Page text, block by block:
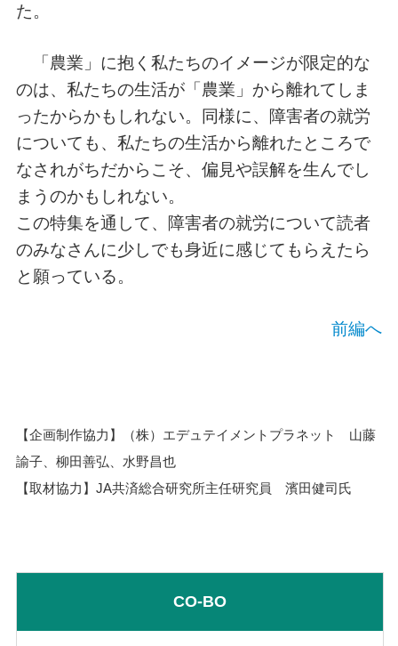
た。
「農業」に抱く私たちのイメージが限定的な
のは、私たちの生活が「農業」から離れてしま
ったからかもしれない。同様に、障害者の就労
についても、私たちの生活から離れたところで
なされがちだからこそ、偏見や誤解を生んでし
まうのかもしれない。
この特集を通して、障害者の就労について読者
のみなさんに少しでも身近に感じてもらえたら
と願っている。
前編へ
【企画制作協力】（株）エデュテイメントプラネット 山藤
諭子、柳田善弘、水野昌也
【取材協力】JA共済総合研究所主任研究員 濱田健司氏
CO-BO